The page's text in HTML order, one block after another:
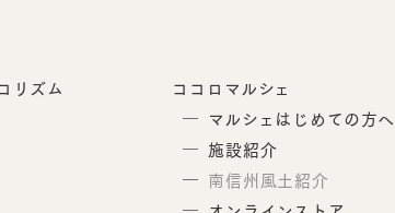
リズム
ココロマルシェ
マルシェはじめての方へ
施設紹介
南信州風土紹介